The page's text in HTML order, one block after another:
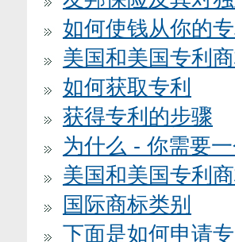
如何使钱从你的专
美国和美国专利
如何获取专利
获得专利的步骤
为什么 - 你需要
美国和美国专利
国际商标类别
下面是如何申请专